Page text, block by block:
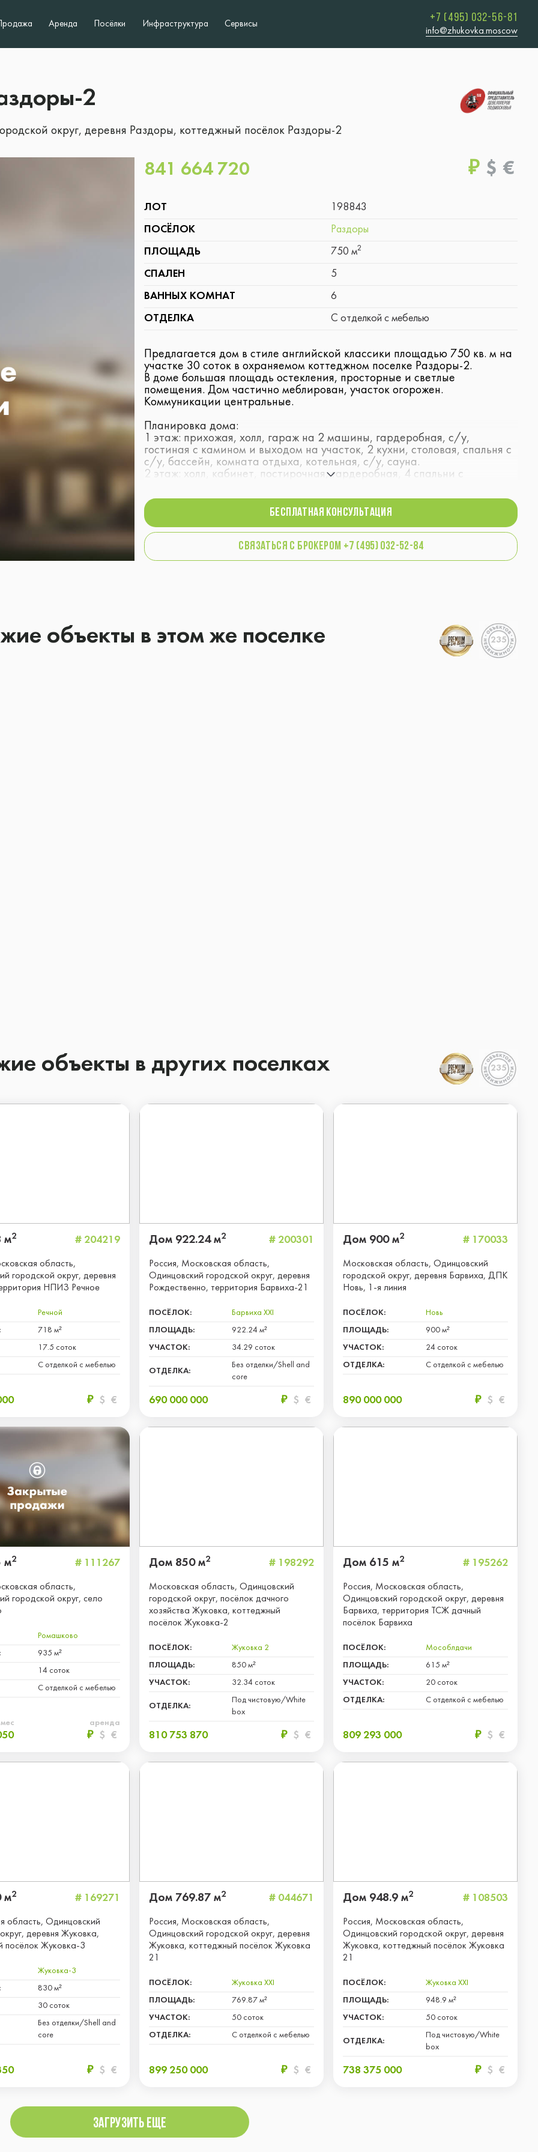
Аренда Посёлки Инфраструктура Сервисы +7 (495) 032-56-81
info@zhukovka.moscow
2
округ, деревня Раздоры, коттеджный посёлок Раздоры-2
841 664 720 ₽ $ €
ЛОТ 198843
ПОСЁЛОК Раздоры
ПЛОЩАДЬ 750 м2
СПАЛЕН 5
ВАННЫХ КОМНАТ 6
ОТДЕЛКА С отделкой с мебелью
Предлагается дом в стиле английской классики площадью 750 кв. м на
участке 30 соток в охраняемом коттеджном поселке Раздоры-2.
В доме большая площадь остекления, просторные и светлые
помещения. Дом частично меблирован, участок огорожен.
Коммуникации центральные.
Планировка дома:
1 этаж: прихожая, холл, гараж на 2 машины, гардеробная, с/у,
гостиная с камином и выходом на участок, 2 кухни, столовая, спальня с
с/у, бассейн, комната отдыха, котельная, с/у, сауна.
2 этаж: холл, кабинет, постирочная, гардеробная, 4 спальни с
БЕСПЛАТНАЯ консультация
связаться с брокером +7 (495) 032-52-84
объекты в этом же поселке 235
объекты в других поселках 235
м2 # 204219
область,
городской округ, деревня
НПИЗ Речное
Речной
718 м²
17.5 соток
С отделкой с мебелью
₽ $ €
Дом 922.24 м2 # 200301
Россия, Московская область,
Одинцовский городской округ, деревня
Рождественно, территория Барвиха-21
ПОСЁЛОК: Барвиха XXI
ПЛОЩАДЬ: 922.24 м²
УЧАСТОК: 34.29 соток
ОТДЕЛКА:
Без отделки/Shell and
core
690 000 000 ₽ $ €
Дом 900 м2 # 170033
Московская область, Одинцовский
городской округ, деревня Барвиха, ДПК
Новь, 1-я линия
ПОСЁЛОК: Новь
ПЛОЩАДЬ: 900 м²
УЧАСТОК: 24 соток
ОТДЕЛКА: С отделкой с мебелью
890 000 000 ₽ $ €
м2 # 111267
область,
городской округ, село
Ромашково
935 м²
14 соток
С отделкой с мебелью
аренда
₽ $ €
Дом 850 м2 # 198292
Московская область, Одинцовский
городской округ, посёлок дачного
хозяйства Жуковка, коттеджный
посёлок Жуковка-2
ПОСЁЛОК: Жуковка 2
ПЛОЩАДЬ: 850 м²
УЧАСТОК: 32.34 соток
ОТДЕЛКА:
Под чистовую/White
box
810 753 870 ₽ $ €
Дом 615 м2 # 195262
Россия, Московская область,
Одинцовский городской округ, деревня
Барвиха, территория ТСЖ дачный
посёлок Барвиха
ПОСЁЛОК: Мособлдачи
ПЛОЩАДЬ: 615 м²
УЧАСТОК: 20 соток
ОТДЕЛКА: С отделкой с мебелью
809 293 000 ₽ $ €
м2 # 169271
область, Одинцовский
деревня Жуковка,
посёлок Жуковка-3
Жуковка-3
830 м²
30 соток
Без отделки/Shell and
core
₽ $ €
Дом 769.87 м2 # 044671
Россия, Московская область,
Одинцовский городской округ, деревня
Жуковка, коттеджный посёлок Жуковка
21
ПОСЁЛОК: Жуковка XXI
ПЛОЩАДЬ: 769.87 м²
УЧАСТОК: 50 соток
ОТДЕЛКА: С отделкой с мебелью
899 250 000 ₽ $ €
Дом 948.9 м2 # 108503
Россия, Московская область,
Одинцовский городской округ, деревня
Жуковка, коттеджный посёлок Жуковка
21
ПОСЁЛОК: Жуковка XXI
ПЛОЩАДЬ: 948.9 м²
УЧАСТОК: 50 соток
ОТДЕЛКА:
Под чистовую/White
box
738 375 000 ₽ $ €
Загрузить еще